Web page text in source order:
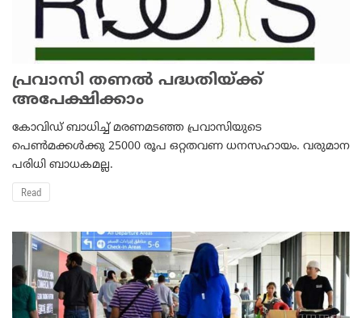
പ്രവാസി തണൽ പദ്ധതിയ്ക്ക്
അപേക്ഷിക്കാം
കോവിഡ് ബാധിച്ച് മരണമടഞ്ഞ പ്രവാസിയുടെ
പെൺമക്കൾക്കു 25000 രൂപ ഒറ്റതവണ ധനസഹായം. വരുമാന
പരിധി ബാധകമല്ല.
Read